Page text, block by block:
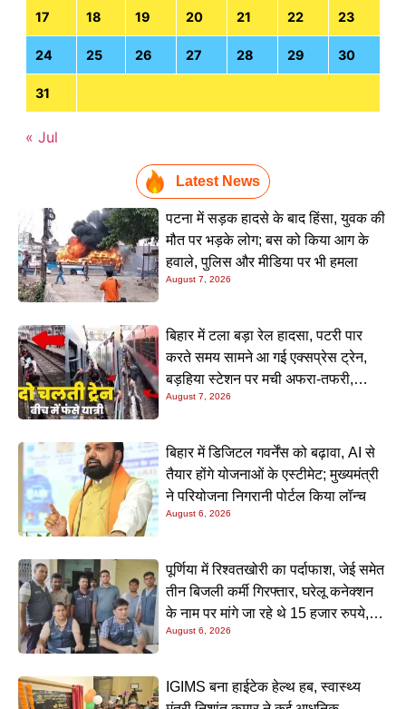
17 18 19 20 21 22 23
24 25 26 27 28 29 30
31
« Jul
Latest News
पटना में सड़क हादसे के बाद हिंसा, युवक की
मौत पर भड़के लोग; बस को किया आग के
हवाले, पुलिस और मीडिया पर भी हमला
August 7, 2026
बिहार में टला बड़ा रेल हादसा, पटरी पार
करते समय सामने आ गई एक्सप्रेस ट्रेन,
बड़हिया स्टेशन पर मची अफरा-तफरी,
यात्रियों की लापरवाही आई सामने
August 7, 2026
बिहार में डिजिटल गवर्नेंस को बढ़ावा, AI से
तैयार होंगे योजनाओं के एस्टीमेट; मुख्यमंत्री
ने परियोजना निगरानी पोर्टल किया लॉन्च
August 6, 2026
पूर्णिया में रिश्वतखोरी का पर्दाफाश, जेई समेत
तीन बिजली कर्मी गिरफ्तार, घरेलू कनेक्शन
के नाम पर मांगे जा रहे थे 15 हजार रुपये,
निगरानी टीम ने रंगे हाथ पकड़ा
August 6, 2026
IGIMS बना हाईटेक हेल्थ हब, स्वास्थ्य